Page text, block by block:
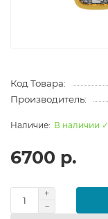
Код Товара:
Производитель:
В наличии ✓
6700 р.